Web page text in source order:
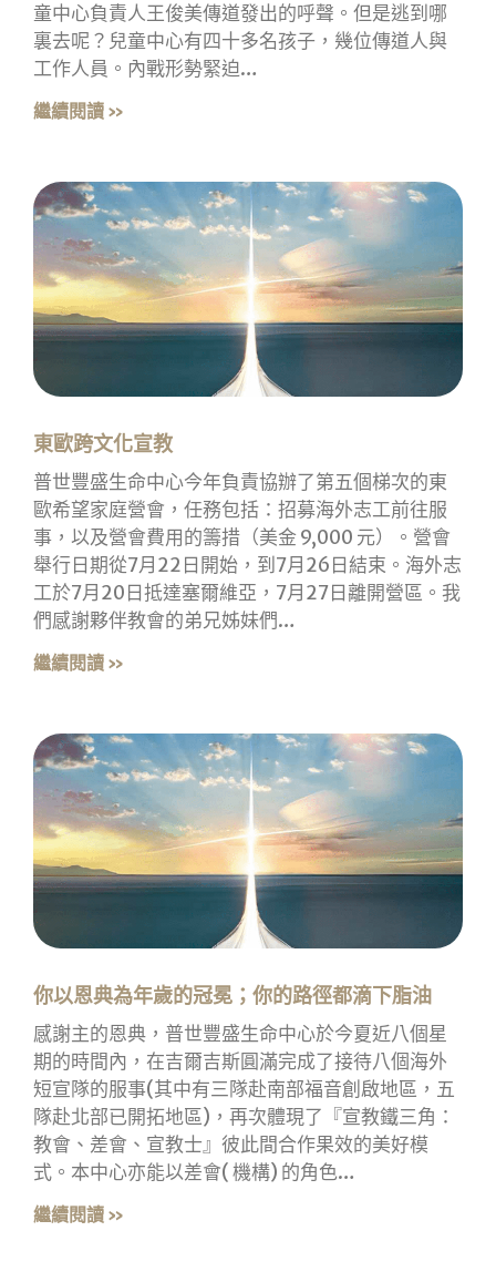
童中心負責人王俊美傳道發出的呼聲。但是逃到哪
裏去呢？兒童中心有四十多名孩子，幾位傳道人與
工作人員。內戰形勢緊迫…
繼續閱讀 »
東歐跨文化宣教
普世豐盛生命中心今年負責協辦了第五個梯次的東
歐希望家庭營會，任務包括：招募海外志工前往服
事，以及營會費用的籌措（美金 9,000 元）。營會
舉行日期從7月22日開始，到7月26日結束。海外志
工於7月20日抵達塞爾維亞，7月27日離開營區。我
們感謝夥伴教會的弟兄姊妹們…
繼續閱讀 »
你以恩典為年歲的冠冕；你的路徑都滴下脂油
感謝主的恩典，普世豐盛生命中心於今夏近八個星
期的時間內，在吉爾吉斯圓滿完成了接待八個海外
短宣隊的服事(其中有三隊赴南部福音創啟地區，五
隊赴北部已開拓地區)，再次體現了『宣教鐵三角：
教會、差會、宣教士』彼此間合作果效的美好模
式。本中心亦能以差會( 機構) 的角色…
繼續閱讀 »